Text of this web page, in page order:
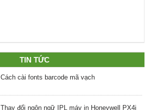
TIN TỨC
Cách cài fonts barcode mã vạch
Thay đổi ngôn ngữ IPL máy in Honeywell PX4i